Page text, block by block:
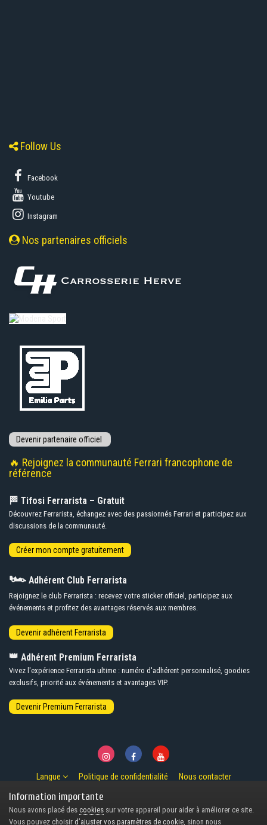
Follow Us
Facebook
Youtube
Instagram
Nos partenaires officiels
🔥 Rejoignez la communauté Ferrari francophone de
référence
🏁 Tifosi Ferrarista – Gratuit
Découvrez Ferrarista, échangez avec des passionnés Ferrari et participez aux
discussions de la communauté.
🏎️ Adhérent Club Ferrarista
Rejoignez le club Ferrarista : recevez votre sticker officiel, participez aux
événements et profitez des avantages réservés aux membres.
👑 Adhérent Premium Ferrarista
Vivez l'expérience Ferrarista ultime : numéro d'adhérent personnalisé, goodies
exclusifs, priorité aux événements et avantages VIP.
Langue Politique de confidentialité Nous contacter
© Copyright 2007-2026 Ferrarista.Club
Powered by Invision Community
Design by Invision Focus.
Information importante
Nous avons placé des cookies sur votre appareil pour aider à améliorer ce site.
Vous pouvez choisir d’ajuster vos paramètres de cookie, sinon nous